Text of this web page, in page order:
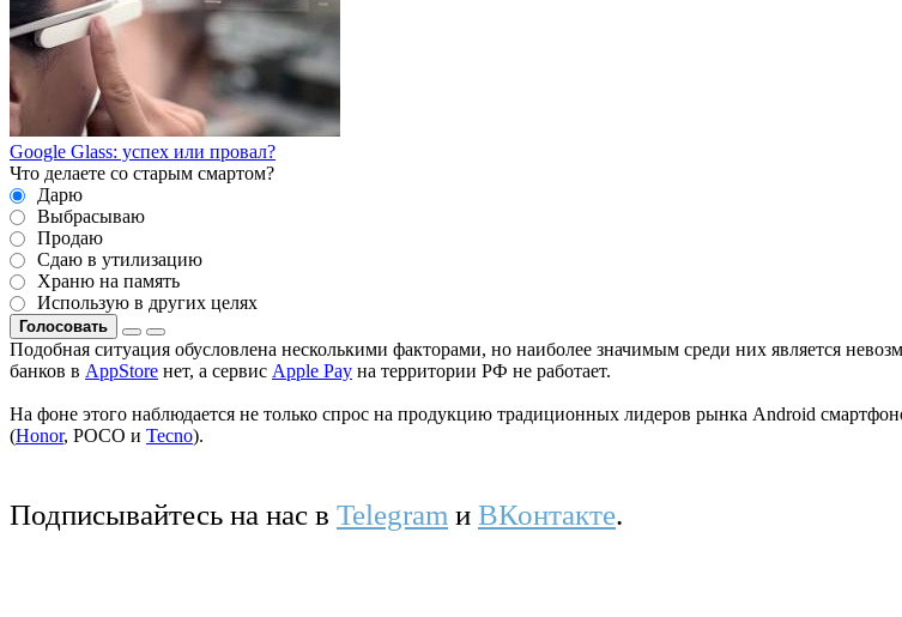
Google Glass: успех или провал?
Что делаете со старым смартом?
Дарю
Выбрасываю
Продаю
Сдаю в утилизацию
Храню на память
Использую в других целях
Голосовать
Подобная ситуация обусловлена несколькими факторами, но наиболее значимым среди них является
банков в AppStore нет, а сервис Apple Pay на территории РФ не работает.
На фоне этого наблюдается не только спрос на продукцию традиционных лидеров рынка Android
(Honor, POCO и Tecno).
Подписывайтесь на нас в Telegram и ВКонтакте.